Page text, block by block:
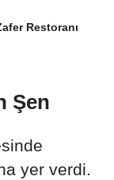
Restoranı
Şen
yer verdi.